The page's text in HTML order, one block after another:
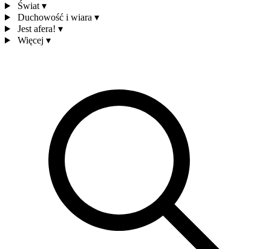
Świat ▾
Duchowość i wiara ▾
Jest afera! ▾
Więcej ▾